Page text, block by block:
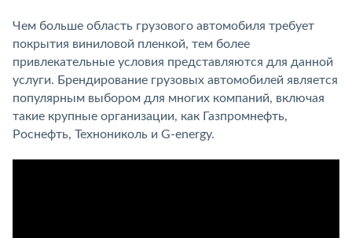
Чем больше область грузового автомобиля требует
покрытия виниловой пленкой, тем более
привлекательные условия представляются для данной
услуги. Брендирование грузовых автомобилей является
популярным выбором для многих компаний, включая
такие крупные организации, как Газпромнефть,
Роснефть, Технониколь и G-energy.